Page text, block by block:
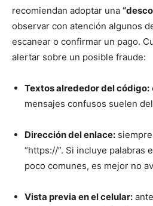
recomiendan adoptar una
observar con atención algunos
escanear o confirmar un pago.
alertar sobre un posible fraude:
Textos alrededor del código:
mensajes confusos suelen
Dirección del enlace:
“https://”. Si incluye palabras
poco comunes, es mejor no
Vista previa en el celular: